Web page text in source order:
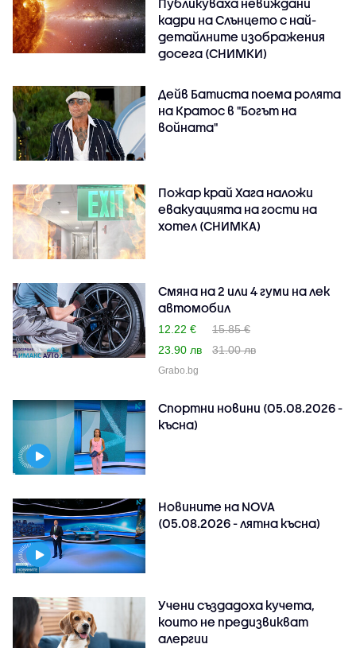
Публикуваха невиждани
кадри на Слънцето с най-
детайлните изображения
досега (СНИМКИ)
Дейв Батиста поема ролята
на Кратос в "Богът на
войната"
Пожар край Хага наложи
евакуацията на гости на
хотел (СНИМКА)
Смяна на 2 или 4 гуми на лек
автомобил
12.22 €
15.85 €
23.90 лв
31.00 лв
Grabo.bg
Спортни новини (05.08.2026 -
късна)
Новините на NOVA
(05.08.2026 - лятна късна)
Учени създадоха кучета,
които не предизвикват
алергии